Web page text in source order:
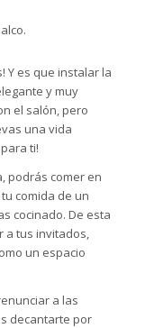
Y es que instalar la
y muy
el salón, pero
una vida
ti!
podrás comer en
comida de un
cocinado. De esta
a tus invitados,
un espacio
a las
decantarte por